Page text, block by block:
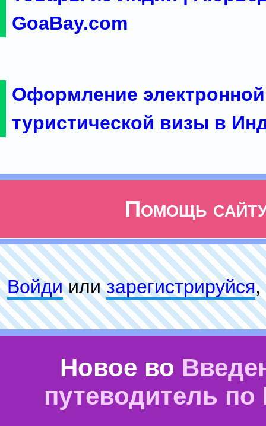
GoaBay.com
Оформление электронной
туристической визы в
Помощь
Войдиилизарeгиcтpируйся,
Новое во
путеводитель